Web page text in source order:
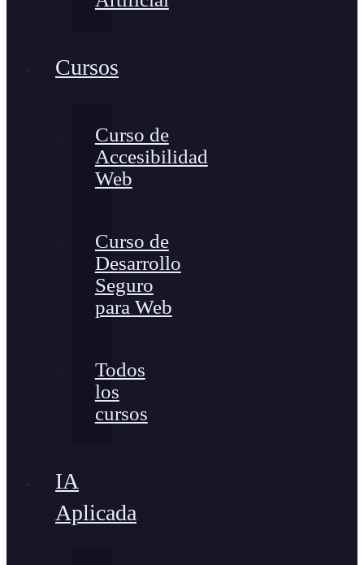
Cursos
Curso de
Accesibilidad
Web
Curso de
Desarrollo
Seguro
para Web
Todos
los
cursos
IA
Aplicada